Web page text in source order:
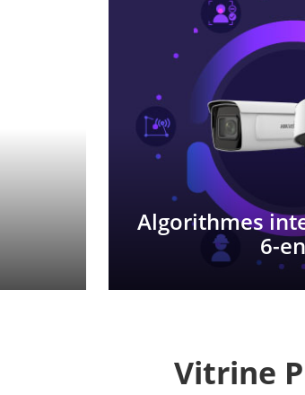
Algorithmes
6-
Vitrine